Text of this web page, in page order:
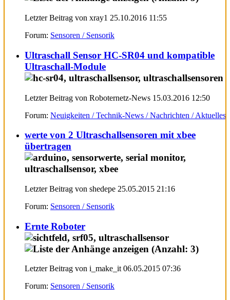
Letzter Beitrag von xray1 25.10.2016 11:55
Forum: Sensoren / Sensorik
Ultraschall Sensor HC-SR04 und kompatible
Ultraschall-Module
Letzter Beitrag von Roboternetz-News 15.03.2016 12:50
Forum: Neuigkeiten / Technik-News / Nachrichten / Aktuelles
werte von 2 Ultraschallsensoren mit xbee
übertragen
Letzter Beitrag von shedepe 25.05.2015 21:16
Forum: Sensoren / Sensorik
Ernte Roboter
Letzter Beitrag von i_make_it 06.05.2015 07:36
Forum: Sensoren / Sensorik